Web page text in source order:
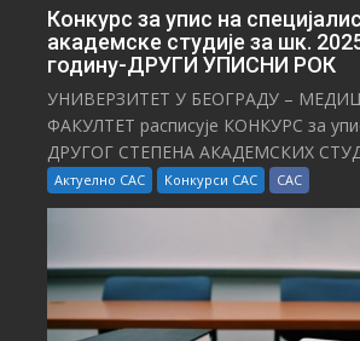
Конкурс за упис на
академске студије за шк.
годину-ДРУГИ УПИСНИ РОК
УНИВЕРЗИТЕТ У БЕОГРАДУ –
ФАКУЛТЕТ расписује КОНКУРС за
ДРУГОГ СТЕПЕНА АКАДЕМСКИХ
Актуелно САС Конкурси САС САС